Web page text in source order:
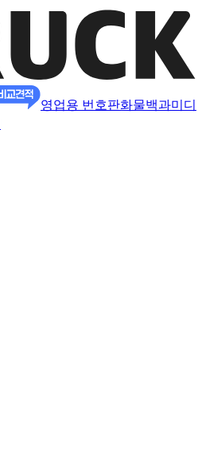
영업용 번호판화물백과미디